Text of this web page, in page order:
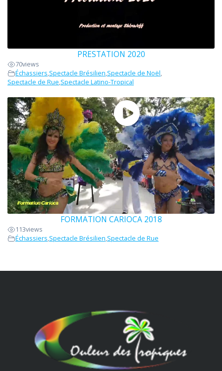
PRESTATION 2020
70views
Échassiers,Spectacle Brésilien,Spectacle de Noël,
Spectacle de Rue,Spectacle Latino-Tropical
FORMATION CARIOCA 2018
113views
Échassiers,Spectacle Brésilien,Spectacle de Rue